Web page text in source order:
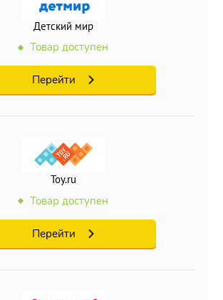
Детский мир
Товар доступен
Перейти
Toy.ru
Товар доступен
Перейти